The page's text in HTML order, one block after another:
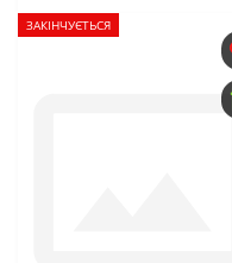
ЗАКІНЧУЄТЬСЯ